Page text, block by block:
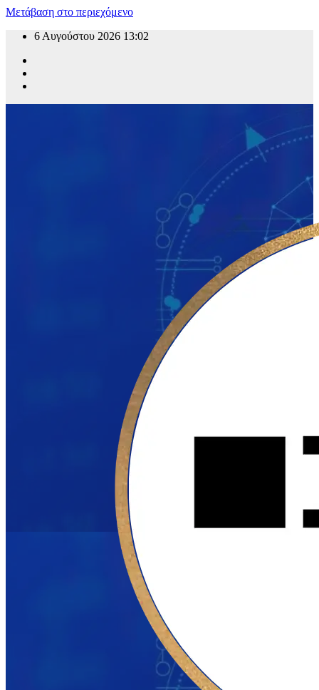
Μετάβαση στο περιεχόμενο
6 Αυγούστου 2026 13:02